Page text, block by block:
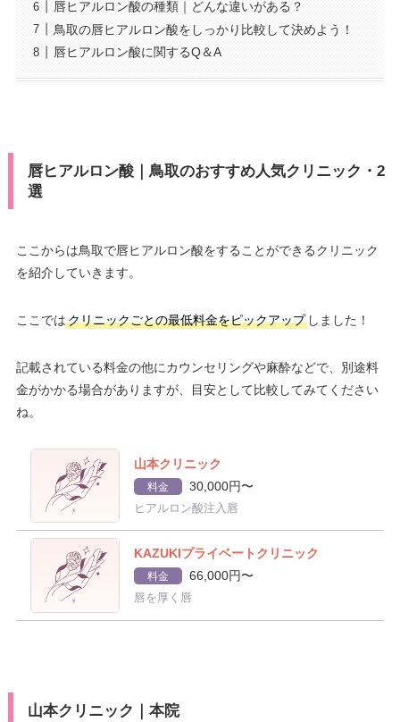
唇ヒアルロン酸の種類｜どんな違いがある？
鳥取の唇ヒアルロン酸をしっかり比較して決めよう！
唇ヒアルロン酸に関するQ＆A
唇ヒアルロン酸｜鳥取のおすすめ人気クリニック・2
選
ここからは鳥取で唇ヒアルロン酸をすることができるクリニック
を紹介していきます。
ここではクリニックごとの最低料金をピックアップしました！
記載されている料金の他にカウンセリングや麻酔などで、別途料
金がかかる場合がありますが、目安として比較してみてください
ね。
山本クリニック
料金 30,000円〜
ヒアルロン酸注入唇
KAZUKIプライベートクリニック
料金 66,000円〜
唇を厚く唇
山本クリニック｜本院